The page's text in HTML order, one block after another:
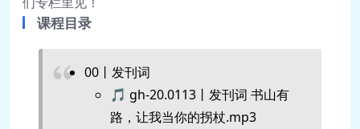
课程目录
00丨发刊词
🎵 gh-20.0113丨发刊词 书山有
路，让我当你的拐杖.mp3